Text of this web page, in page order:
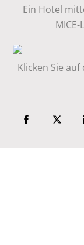
Ein Hotel
Klicken Sie